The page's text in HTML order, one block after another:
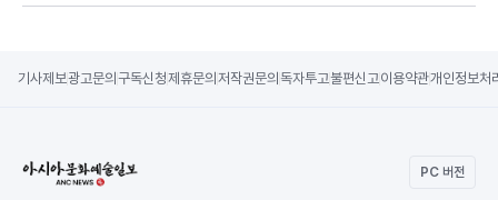
기사제보광고문의 구독신청제휴문의 저작권문의 독자투고불편신고이용약관개인정보처
PC 버전